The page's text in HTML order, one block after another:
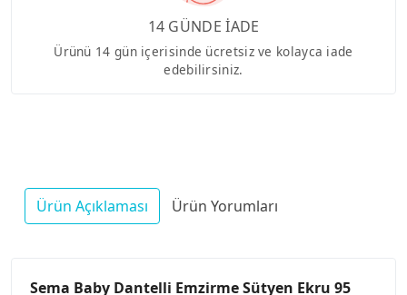
14 GÜNDE İADE
Ürünü 14 gün içerisinde ücretsiz ve kolayca iade
edebilirsiniz.
Ürün Açıklaması Ürün Yorumları
Sema Baby Dantelli Emzirme Sütyen Ekru 95